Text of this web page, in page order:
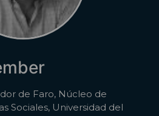
de Faro, Núcleo de
Sociales, Universidad del